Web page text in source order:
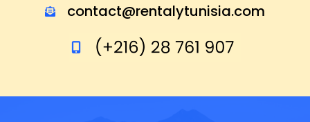
contact@rentalytunisia.com